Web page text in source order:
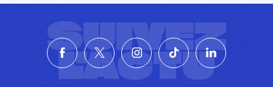
SUIVEZ
L'ACTU